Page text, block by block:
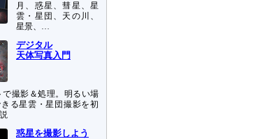
月、惑星、彗星、星
雲・星団、天の川、
星景、…
デジタル
天体写真入門
で撮影＆処理。明るい場
る星雲・星団撮影を初
惑星を撮影しよう